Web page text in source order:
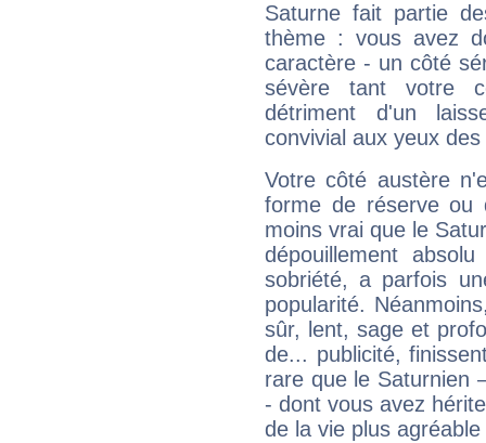
Saturne fait partie
thème : vous avez
caractère - un côté
sévère tant votre
détriment d'un
convivial aux yeux
Votre côté austère
forme de réserve
moins vrai que le
dépouillement
sobriété, a parfois
popularité.
sûr, lent, sage et
de... publicité,
rare que le Saturnien
- dont vous avez
de la vie plus